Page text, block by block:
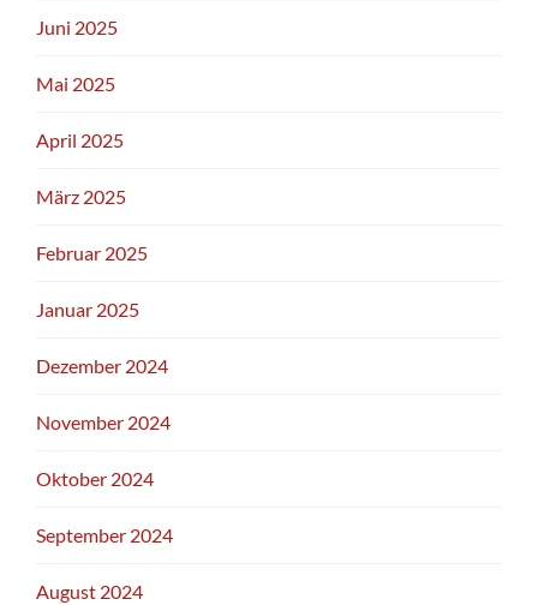
Juni 2025
Mai 2025
April 2025
März 2025
Februar 2025
Januar 2025
Dezember 2024
November 2024
Oktober 2024
September 2024
August 2024